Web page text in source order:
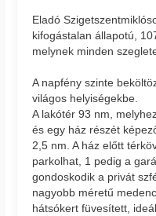
Eladó
kifogástalan állapotú,
melynek minden
A napfény szinte
világos helyiségekbe.
A lakótér 93 nm,
és egy ház részét
2,5 nm. A ház előtt
parkolhat, 1 pedig a
gondoskodik a privát
nagyobb méretű
hátsókert füvesített,